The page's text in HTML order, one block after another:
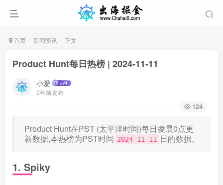
首页 新闻资讯 正文
Product Hunt每日热榜 | 2024-11-11
小爱
2年前发布
124
Product Hunt在PST (太平洋时间)每日凌晨0点更
新数据,本热榜为PST时间 2024-11-11 日的数据。
1. Spiky